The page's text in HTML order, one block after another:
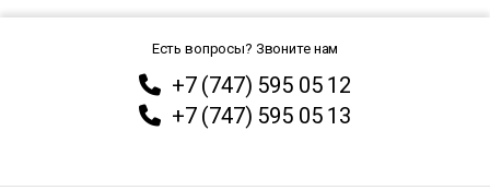
Есть вопросы? Звоните нам
+7 (747) 595 05 12
+7 (747) 595 05 13